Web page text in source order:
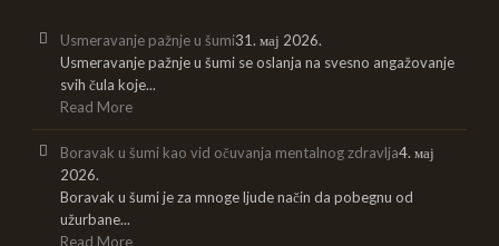
Usmeravanje pažnje u šumi31. мај 2026.
Usmeravanje pažnje u šumi se oslanja na svesno angažovanje
svih čula koje...
Read More
Boravak u šumi kao vid očuvanja mentalnog zdravlja4. мај
2026.
Boravak u šumi je za mnoge ljude način da pobegnu od
užurbane...
Read More